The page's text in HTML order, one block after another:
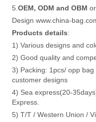
5. OEM, ODM and OBM
Design www.china-
Products details:
1) Various designs and
2) Good quality and
3) Packing: 1pcs/ opp
customer designs
4) Sea express(20-
Express.
5) T/T / Western Union /